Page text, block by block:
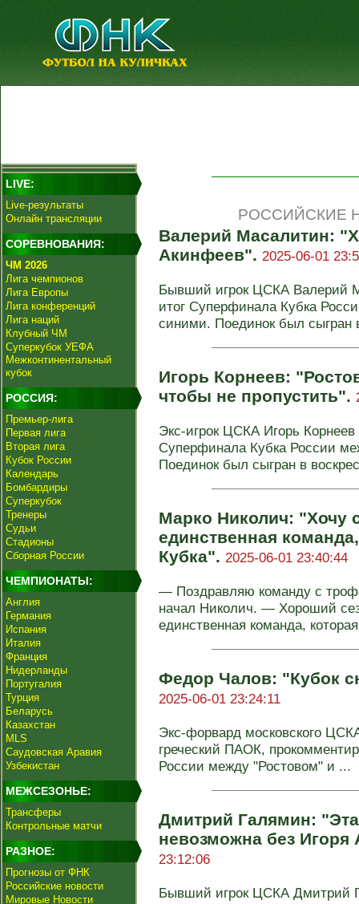
LIVE:
Live-результаты
Онлайн трансляции
СОРЕВНОВАНИЯ:
ЧМ 2026
Лига чемпионов
Лига Европы
Лига конференций
Лига наций
Клубный ЧМ
Суперкубок УЕФА
Межконтинентальный
кубок
РОССИЯ:
Премьер-лига
Первая лига
Вторая лига
Кубок России
Календарь
Бомбардиры
Суперкубок
Тренеры
Судьи
Стадионы
Сборная России
ЧЕМПИОНАТЫ:
Англия
Германия
Испания
Италия
Франция
Нидерланды
Португалия
Турция
Беларусь
Казахстан
MLS
Саудовская Аравия
Узбекистан
МЕЖСЕЗОНЬЕ:
Трансферы
Контрольные матчи
РАЗНОЕ:
Прогнозы от ФНК
Российские новости
Мировые Новости
РОССИЙСКИЕ
Валерий Масалитин:
Акинфеев". 2025-06-01
Бывший игрок ЦСКА Валерий
итог Суперфинала Кубка
синими. Поединок был сыгран
Игорь Корнеев:
чтобы не пропустить".
Экс-игрок ЦСКА Игорь
Суперфинала Кубка России
Поединок был сыгран в
Марко Николич: "Хочу
единственная
Кубка". 2025-06-01 23:40:44
— Поздравляю команду с
начал Николич. — Хороший
единственная команда,
Федор Чалов: "Кубок
2025-06-01 23:24:11
Экс-форвард московского
греческий ПАОК,
России между "Ростовом" и ...
Дмитрий Галямин:
невозможна без
23:12:06
Бывший игрок ЦСКА Дмитрий